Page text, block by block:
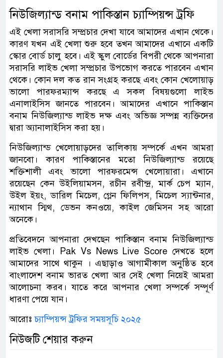
নিউজিল্যান্ড বনাম পাকিস্তান চ্যাম্পিয়ন্স ট্রফি
এই খেলা সরাসরি সম্প্রচার দেখা যাবে আমাদের এখান থেকে।
কারণ যখন এই খেলা শুরু হবে তখন আমাদের এখানে একটি
স্কোর বোর্ড চালু হবে। এই স্কুল বোর্ডের বিপরী থেকে আপনারা
সরাসরি লাইভ খেলা সম্প্রচার উপভোগ করতে পারবেন এখান
থেকে। কোন দল কত রান সংগ্রহ করছে এবং কোন খেলোয়াড়
ভালো পারফরম্যান্স করছে এ সকল বিষয়গুলো লাইভ
এনালাইসিস জানতে পারবেন। আমাদের এখানে পাকিস্তান
বনাম নিউজিল্যান্ড লাইভ দক্ষ এবং অভিজ্ঞ সম্পন্ন ব্যক্তিদের
দ্বারা অ্যানালাইসিস করা হয়।
নিউজিল্যান্ড খেলোয়াড়দের তালিকায় সম্পর্কে এখন আমরা
জানবো। কারণ পাকিস্তানের মতো নিউজিল্যান্ড রয়েছে
শক্তিশালী এবং ভালো পারফরমেন্স খেলোয়ারা। এখানে
রয়েছেন কেন উইলিয়ামসন, রচীন রবীন্দ্র, মার্ক চেপ ম্যান,
উইল ইয়ং, ডারিল মিচেল, গ্লেন ফিলিপস, মিচেল স্যান্টনার,
ন্যাথান স্মিথ, ডেভন কনওয়ে, কাইল জেমিসন সহ আরো
অনেকে।
প্রতিবেদনে আপনারা দেখছেন পাকিস্তান বনাম নিউজিল্যান্ড
লাইভ খেলা। Pak Vs News Live Score দেখতে হলে
আমাদের সাথে থাকুন । এছাড়াও আগামীকাল অনুষ্ঠিত হবে
বাংলাদেশ বনাম ভারত খেলা আর সেই খেলা নিয়েই আমরা
আলোচনা করব। যাতে করে আপনার খেলা সম্পর্কে সম্পূর্ণ
ধারণা পেয়ে যান।
আরোঃচ্যাম্পিয়ন্স ট্রফির সময়সূচি ২০২৫
নিউজটি শেয়ার করুন